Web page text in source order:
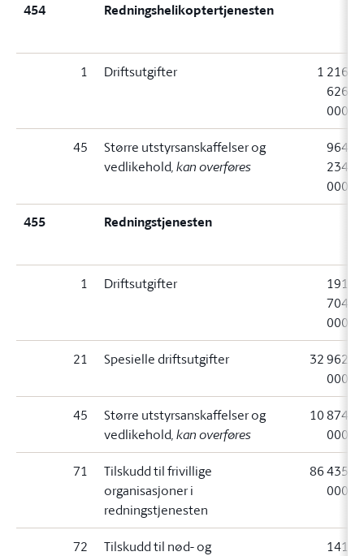
454 Redningshelikoptertjenesten
1 Driftsutgifter
1 216
626
000
45
Større utstyrsanskaffelser og
vedlikehold, kan overføres
964
234
000
455 Redningstjenesten
1 Driftsutgifter
191
704
000
21 Spesielle driftsutgifter
32 962
000
45
Større utstyrsanskaffelser og
vedlikehold, kan overføres
10 874
000
71
Tilskudd til frivillige
organisasjoner i
redningstjenesten
86 435
000
72
Tilskudd til nød- og
141